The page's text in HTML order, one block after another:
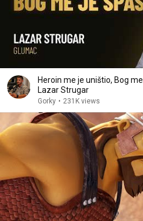
Heroin me je uništio, Bog
Lazar Strugar
Gorky • 231K views